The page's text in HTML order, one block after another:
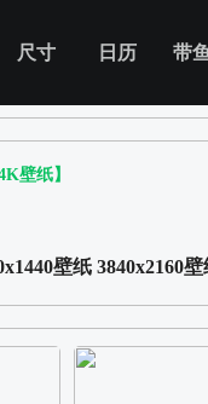
尺寸 日历 带
4K壁纸】
壁纸 3840x2160壁